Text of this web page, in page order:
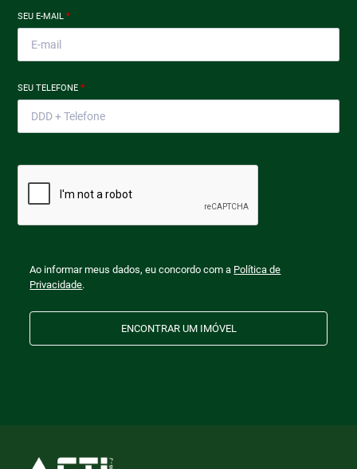
SEU E-MAIL*
SEU TELEFONE*
Ao informar meus dados, eu concordo com a Política de
Privacidade.
ENCONTRAR UM IMÓVEL